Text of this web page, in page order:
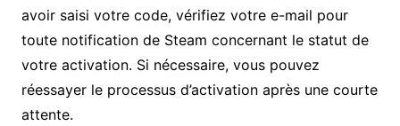
avoir saisi votre code, vérifiez votre e-mail pour
toute notification de Steam concernant le statut de
votre activation. Si nécessaire, vous pouvez
réessayer le processus d’activation après une courte
attente.